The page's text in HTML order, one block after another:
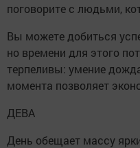
поговорите с людьми,
Вы можете добиться
но времени для этого
терпеливы: умение
момента позволяет
ДЕВА
День обещает массу